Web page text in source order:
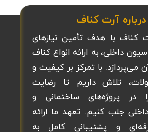
درباره آرت کناف
کناف با هدف تأمین نیازهای
داخلی، به ارائه انواع کناف
می‌پردازد. با تمرکز بر کیفیت و
تلاش داریم تا رضایت
در پروژه‌های ساختمانی و
جلب کنیم. تعهد ما ارائه
و پشتیبانی کامل به